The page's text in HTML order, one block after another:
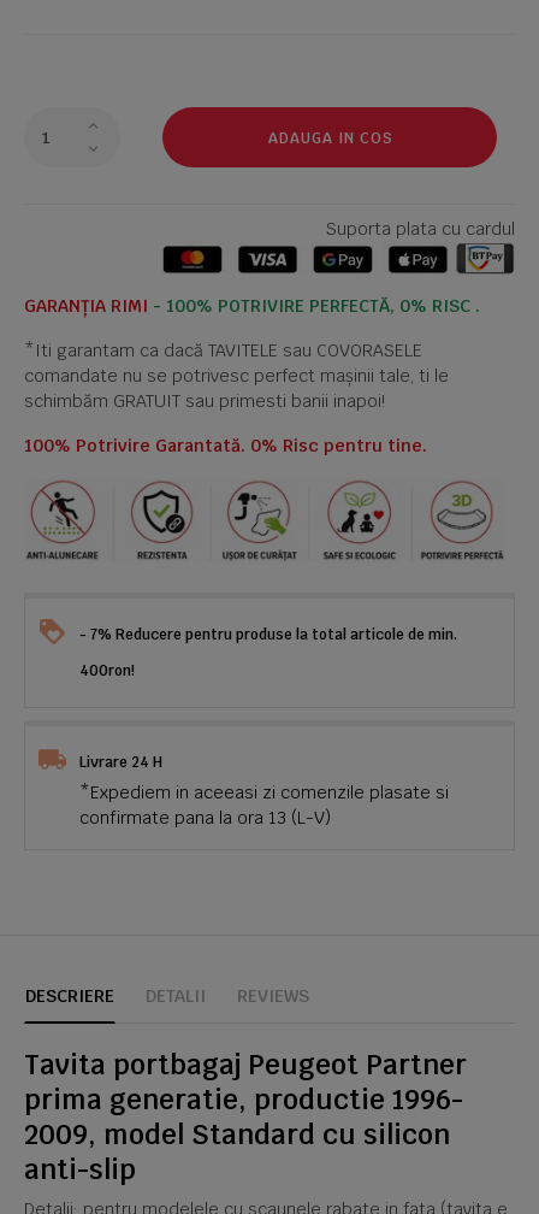
ADAUGA IN COS
Suporta plata cu cardul
GARANȚIA RIMI - 100% POTRIVIRE PERFECTĂ, 0% RISC .
*Iti garantam ca dacă TAVITELE sau COVORASELE
comandate nu se potrivesc perfect mașinii tale, ti le
schimbăm GRATUIT sau primesti banii inapoi!
100% Potrivire Garantată. 0% Risc pentru tine.
- 7% Reducere pentru produse la total articole de min.
400ron!
Livrare 24 H
*Expediem in aceeasi zi comenzile plasate si
confirmate pana la ora 13 (L-V)
DESCRIERE DETALII REVIEWS
Tavita portbagaj Peugeot Partner
prima generatie, productie 1996-
2009, model Standard cu silicon
anti-slip
Detalii: pentru modelele cu scaunele rabate in fata (tavita e